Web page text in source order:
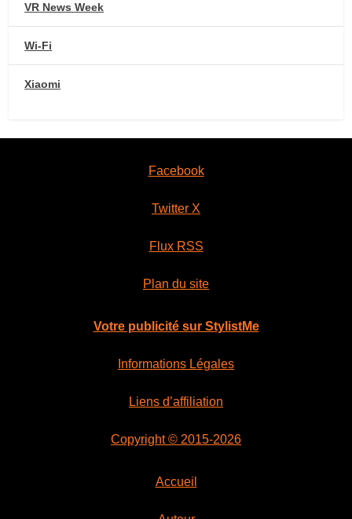
VR News Week
Wi-Fi
Xiaomi
Facebook
Twitter X
Flux RSS
Plan du site
Votre publicité sur StylistMe
Informations Légales
Liens d’affiliation
Copyright © 2015-2026
Accueil